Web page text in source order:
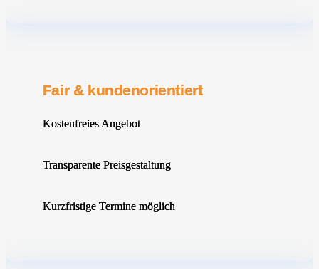
Fair & kundenorientiert
Kostenfreies Angebot
Transparente Preisgestaltung
Kurzfristige Termine möglich